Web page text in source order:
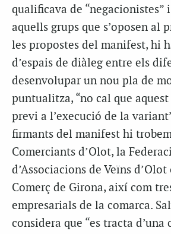
qualificava de “negacionistes”
aquells grups que s’oposen al
les propostes del manifest, hi
d’espais de diàleg entre els
desenvolupar un nou pla de
puntualitza, “no cal que
previ a l’execució de la
firmants del manifest hi
Comerciants d’Olot, la
d’Associacions de Veïns
Comerç de Girona, així com
empresarials de la comarca.
considera que “es tracta